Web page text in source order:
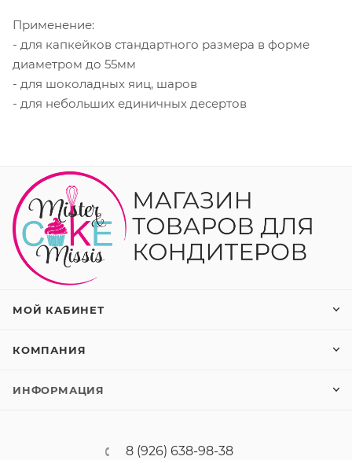
Применение:
- для капкейков стандартного размера в форме
диаметром до 55мм
- для шоколадных яиц, шаров
- для небольших единичных десертов
МОЙ КАБИНЕТ
КОМПАНИЯ
ИНФОРМАЦИЯ
8 (926) 638-98-38